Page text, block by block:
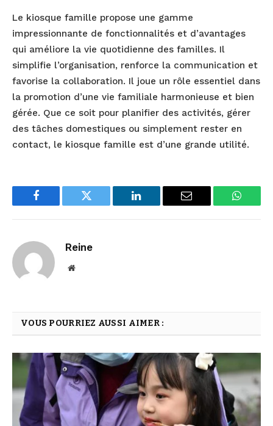
Le kiosque famille propose une gamme
impressionnante de fonctionnalités et d’avantages
qui améliore la vie quotidienne des familles. Il
simplifie l’organisation, renforce la communication et
favorise la collaboration. Il joue un rôle essentiel dans
la promotion d’une vie familiale harmonieuse et bien
gérée. Que ce soit pour planifier des activités, gérer
des tâches domestiques ou simplement rester en
contact, le kiosque famille est d’une grande utilité.
Facebook Twitter LinkedIn Email
Reine
Website
VOUS POURRIEZ AUSSI AIMER :